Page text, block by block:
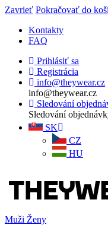
Zavrieť Pokračovať do
Kontakty
FAQ
Prihlásiť sa
Registrácia
info@theywear.cz
info@theywear.cz
Sledování
Sledování
SK
CZ
HU
Muži Ženy